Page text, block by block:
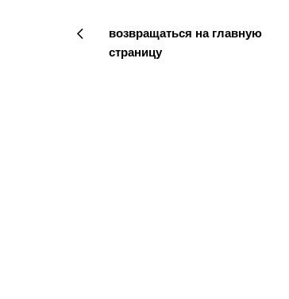
возвращаться на главную
страницу